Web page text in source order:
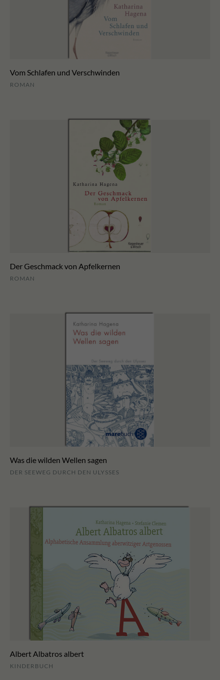
Vom Schlafen und Verschwinden
ROMAN
Der Geschmack von Apfelkernen
ROMAN
Was die wilden Wellen sagen
DER SEEWEG DURCH DEN ULYSSES
Albert Albatros albert
KINDERBUCH